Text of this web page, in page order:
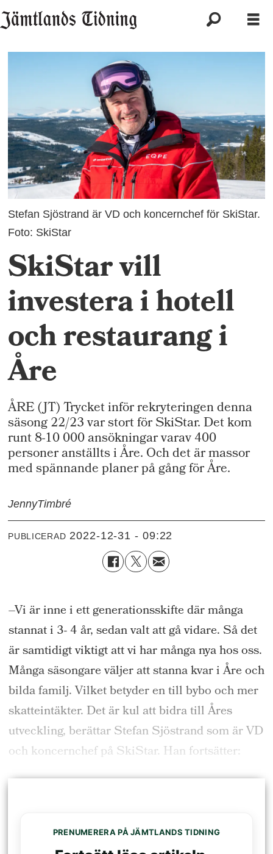
Stefan Sjöstrand är VD och koncernchef för SkiStar.
Foto: SkiStar
SkiStar vill
investera i hotell
och restaurang i
Åre
ÅRE (JT) Trycket inför rekryteringen denna
säsong 22/23 var stort för SkiStar. Det kom
runt 8-10 000 ansökningar varav 400
personer anställts i Åre. Och det är massor
med spännande planer på gång för Åre.
JennyTimbré
PUBLICERAD 2022-12-31 - 09:22
–Vi är inne i ett generationsskifte där många
stannat i 3- 4 år, sedan valt att gå vidare. Så det
är samtidigt viktigt att vi har många nya hos oss.
Många säsongare väljer att stanna kvar i Åre och
bilda familj. Vilket betyder en till bybo och mer
skatteintäkter. Det är kul att bidra till Åres
utveckling, berättar Stefan Sjöstrand som är VD
och koncernchef på SkiStar. Han fortsätter:
PRENUMERERA PÅ JÄMTLANDS TIDNING